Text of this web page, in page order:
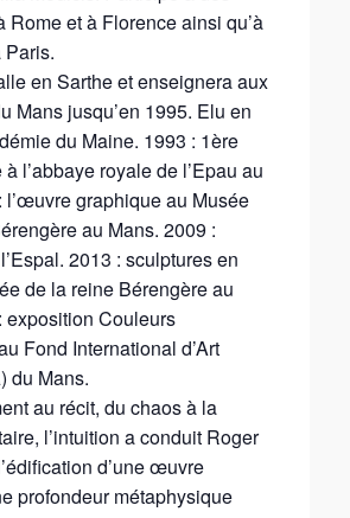
Rome et à Florence ainsi qu’à
en Sarthe et enseignera aux
Mans jusqu’en 1995. Elu en
du Maine. 1993 : 1ère
l’abbaye royale de l’Epau au
l’œuvre graphique au Musée
au Mans. 2009 :
2013 : sculptures en
de la reine Bérengère au
exposition Couleurs
Fond International d’Art
du Mans.
au récit, du chaos à la
l’intuition a conduit Roger
d’une œuvre
profondeur métaphysique